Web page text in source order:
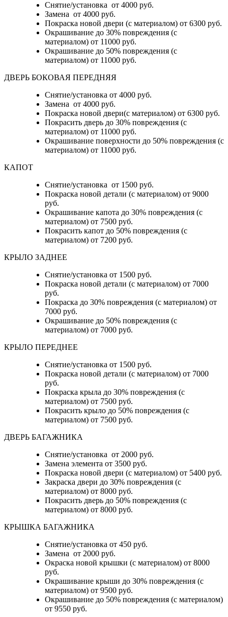
Снятие/установка от 4000 руб.
Замена от 4000 руб.
Покраска новой двери (с материалом) от 6300 руб.
Окрашивание до 30% повреждения (с
материалом) от 11000 руб.
Окрашивание до 50% повреждения (с
материалом) от 11000 руб.
ДВЕРЬ БОКОВАЯ ПЕРЕДНЯЯ
Снятие/установка от 4000 руб.
Замена от 4000 руб.
Покраска новой двери(с материалом) от 6300 руб.
Покрасить дверь до 30% повреждения (с
материалом) от 11000 руб.
Окрашивание поверхности до 50% повреждения (с
материалом) от 11000 руб.
КАПОТ
Снятие/установка от 1500 руб.
Покраска новой детали (с материалом) от 9000
руб.
Окрашивание капота до 30% повреждения (с
материалом) от 7500 руб.
Покрасить капот до 50% повреждения (с
материалом) от 7200 руб.
КРЫЛО ЗАДНЕЕ
Снятие/установка от 1500 руб.
Покраска новой детали (с материалом) от 7000
руб.
Покраска до 30% повреждения (с материалом) от
7000 руб.
Окрашивание до 50% повреждения (с
материалом) от 7000 руб.
КРЫЛО ПЕРЕДНЕЕ
Снятие/установка от 1500 руб.
Покраска новой детали (с материалом) от 7000
руб.
Покраска крыла до 30% повреждения (с
материалом) от 7500 руб.
Покрасить крыло до 50% повреждения (с
материалом) от 7500 руб.
ДВЕРЬ БАГАЖНИКА
Снятие/установка от 2000 руб.
Замена элемента от 3500 руб.
Покраска новой двери (с материалом) от 5400 руб.
Закраска двери до 30% повреждения (с
материалом) от 8000 руб.
Покрасить дверь до 50% повреждения (с
материалом) от 8000 руб.
КРЫШКА БАГАЖНИКА
Снятие/установка от 450 руб.
Замена от 2000 руб.
Окраска новой крышки (с материалом) от 8000
руб.
Окрашивание крыши до 30% повреждения (с
материалом) от 9500 руб.
Окрашивание до 50% повреждения (с материалом)
от 9550 руб.